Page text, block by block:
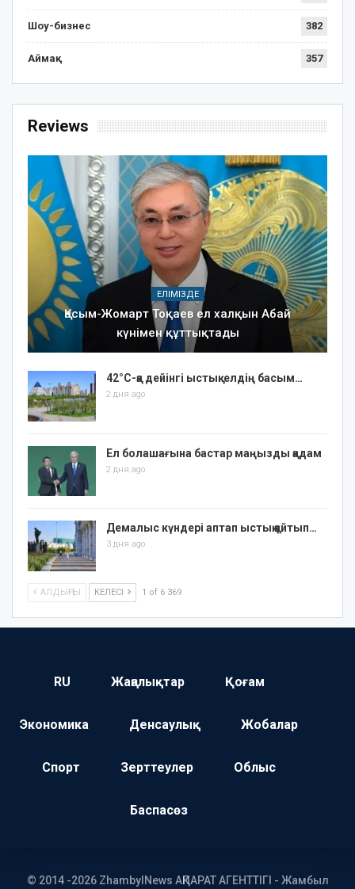
Шоу-бизнес 382
Аймақ 357
Reviews
ЕЛІМІЗДЕ
Қасым-Жомарт Тоқаев ел халқын Абай
күнімен құттықтады
42°C-қа дейінгі ыстық: елдің басым…
2 дня ago
Ел болашағына бастар маңызды қадам
2 дня ago
Демалыс күндері аптап ыстық қайтып…
3 дня ago
АЛДЫҢҒЫ КЕЛЕСІ 1 of 6 369
RU Жаңалықтар Қоғам
Экономика Денсаулық Жобалар
Спорт Зерттеулер Облыс
Баспасөз
© 2014 -2026 ZhambylNews АҚПАРАТ АГЕНТТІГІ - Жамбыл